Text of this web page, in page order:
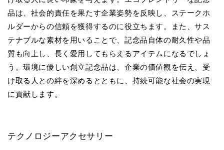
品は、社会的責任を果たす企業姿勢を反映し、ステークホ
ルダーからの信頼を獲得するのに役立ちます。また、サス
テナブルな素材を用いることで、記念品自体の耐久性や品
質も向上し、長く愛用してもらえるアイテムになるでしょ
う。環境に優しい創立記念品は、企業の価値観を伝え、受
け取る人との絆を深めるとともに、持続可能な社会の実現
に貢献します。
テクノロジーアクセサリー